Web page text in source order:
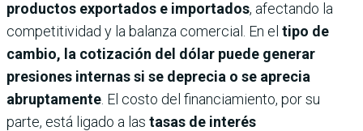
productos exportados e importados, afectando la
competitividad y la balanza comercial. En el tipo de
cambio, la cotización del dólar puede generar
presiones internas si se deprecia o se aprecia
abruptamente . El costo del financiamiento, por su
parte, está ligado a las tasas de interés